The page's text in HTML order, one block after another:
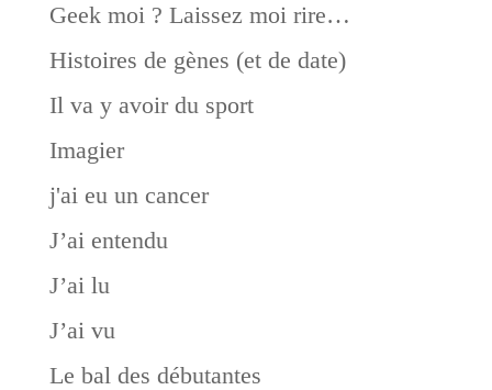
Geek moi ? Laissez moi rire…
Histoires de gènes (et de date)
Il va y avoir du sport
Imagier
j'ai eu un cancer
J’ai entendu
J’ai lu
J’ai vu
Le bal des débutantes